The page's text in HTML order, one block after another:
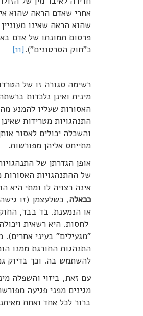
פרסום תמונתו של אדם
כ"חוק הסרטונים").[11]
רשימה סגורה זו של
מינית ואינן נלכדות
האסורות שעליו להמנע
התנהגויות מטרידות
והשכלה יכולים לאסור
מתייחס אליהן מפורשות.
אופן הגדרתן של
של ההתנהגויות האסורות
אינה רצויה לו ומתי היא
ככאלה, כשלעצמן (זו
או הנמענת. בד בבד,
לחסות. היא רשאית
"מגעילים" בעיני
התנהגות החורגת ממנו
להשתמש בה. וכך בדיוק
עם זאת, ביזוי והשפלה
מגינים מפני פגיעה
ברור לכל אחד ואחת